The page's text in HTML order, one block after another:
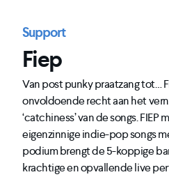
Support
Fiep
Van post punky praatzang tot…
onvoldoende recht aan het
‘catchiness’ van de songs. FIEP
eigenzinnige indie-pop songs
podium brengt de 5-koppige
krachtige en opvallende live